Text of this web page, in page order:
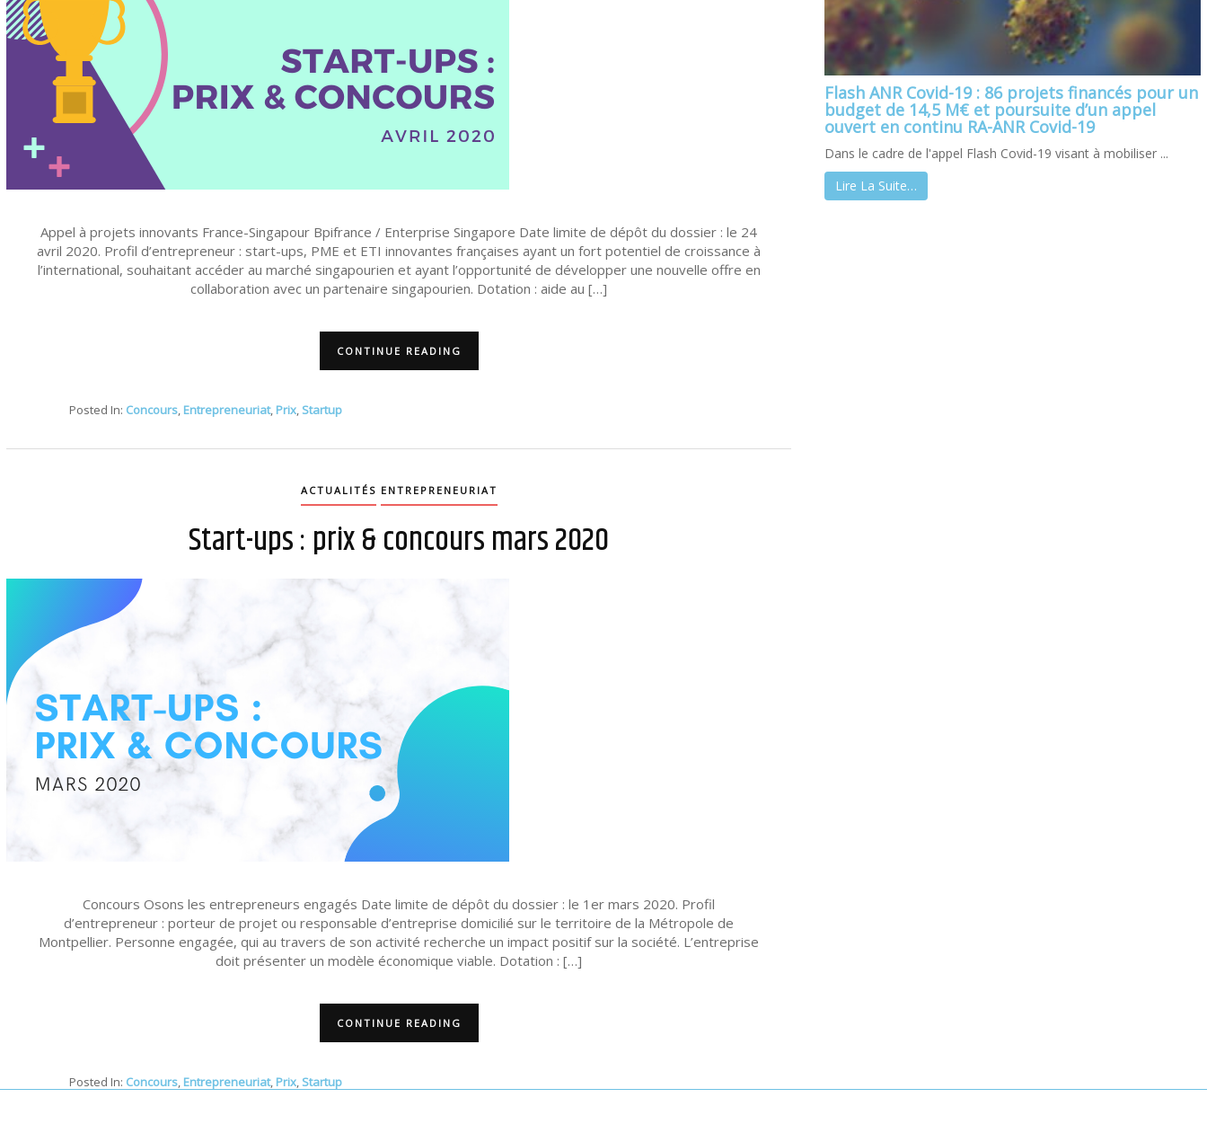
Appel à projets innovants France-Singapour Bpifrance / Enterprise Singapore Date limite de dépôt du dossier : le 24
avril 2020. Profil d’entrepreneur : start-ups, PME et ETI innovantes françaises ayant un fort potentiel de croissance à
l’international, souhaitant accéder au marché singapourien et ayant l’opportunité de développer une nouvelle offre en
collaboration avec un partenaire singapourien. Dotation : aide au […]
CONTINUE READING
Posted In: Concours, Entrepreneuriat, Prix, Startup
ACTUALITÉS ENTREPRENEURIAT
Start-ups : prix & concours mars 2020
Concours Osons les entrepreneurs engagés Date limite de dépôt du dossier : le 1er mars 2020. Profil
d’entrepreneur : porteur de projet ou responsable d’entreprise domicilié sur le territoire de la Métropole de
Montpellier. Personne engagée, qui au travers de son activité recherche un impact positif sur la société. L’entreprise
doit présenter un modèle économique viable. Dotation : […]
CONTINUE READING
Posted In: Concours, Entrepreneuriat, Prix, Startup
Flash ANR Covid-19 : 86 projets financés pour un
budget de 14,5 M€ et poursuite d’un appel
ouvert en continu RA-ANR Covid-19
Dans le cadre de l'appel Flash Covid-19 visant à mobiliser ...
Lire La Suite…